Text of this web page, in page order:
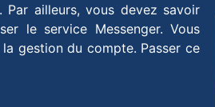
Par ailleurs, vous devez savoir
le service Messenger. Vous
la gestion du compte. Passer ce